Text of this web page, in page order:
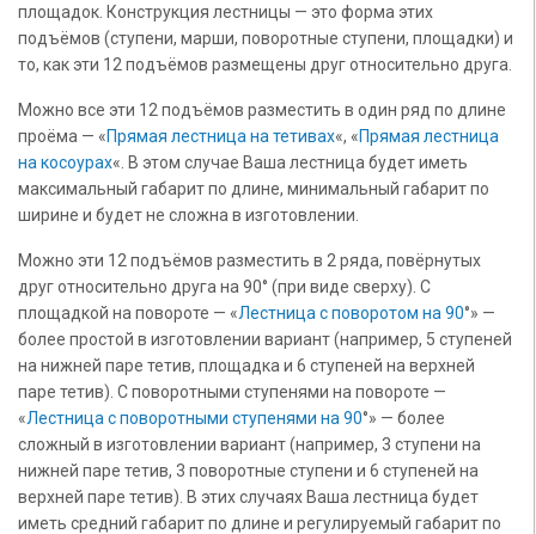
площадок. Конструкция лестницы — это форма этих
подъёмов (ступени, марши, поворотные ступени, площадки) и
то, как эти 12 подъёмов размещены друг относительно друга.
Можно все эти 12 подъёмов разместить в один ряд по длине
проёма — «Прямая лестница на тетивах«, «Прямая лестница
на косоурах«. В этом случае Ваша лестница будет иметь
максимальный габарит по длине, минимальный габарит по
ширине и будет не сложна в изготовлении.
Можно эти 12 подъёмов разместить в 2 ряда, повёрнутых
друг относительно друга на 90° (при виде сверху). С
площадкой на повороте — «Лестница с поворотом на 90°» —
более простой в изготовлении вариант (например, 5 ступеней
на нижней паре тетив, площадка и 6 ступеней на верхней
паре тетив). С поворотными ступенями на повороте —
«Лестница с поворотными ступенями на 90°» — более
сложный в изготовлении вариант (например, 3 ступени на
нижней паре тетив, 3 поворотные ступени и 6 ступеней на
верхней паре тетив). В этих случаях Ваша лестница будет
иметь средний габарит по длине и регулируемый габарит по